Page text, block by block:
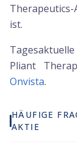
ist.
Pliant
Onvista.
HÄUFIGE
AKTIE